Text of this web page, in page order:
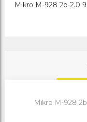
Mıkro M-928 2b-2.0
Mıkro M-928